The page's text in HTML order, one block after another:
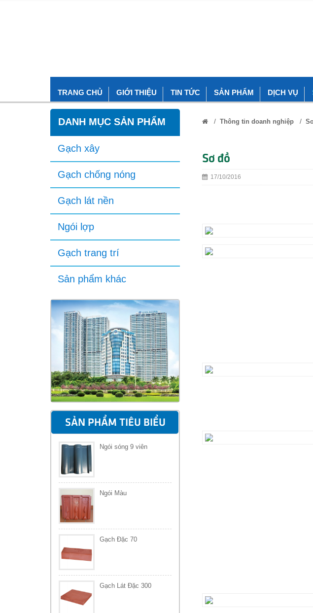
TRANG CHỦ GIỚI THIỆU TIN TỨC SẢN PHẨM DỊCH VỤ
DANH MỤC SẢN PHẨM
Gạch xây
Gạch chống nóng
Gạch lát nền
Ngói lợp
Gạch trang trí
Sản phẩm khác
SẢN PHẨM TIÊU BIỂU
Ngói sóng 9 viên
Ngói Màu
Gạch Đặc 70
Gạch Lát Đặc 300
/ Thông tin doanh nghiệp/
Sơ đồ
17/10/2016